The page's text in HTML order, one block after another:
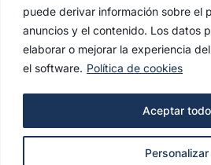
puede derivar información sobre el
anuncios y el contenido. Los datos
elaborar o mejorar la experiencia
el software. Política de cookies
Personalizar
Aceptar todo